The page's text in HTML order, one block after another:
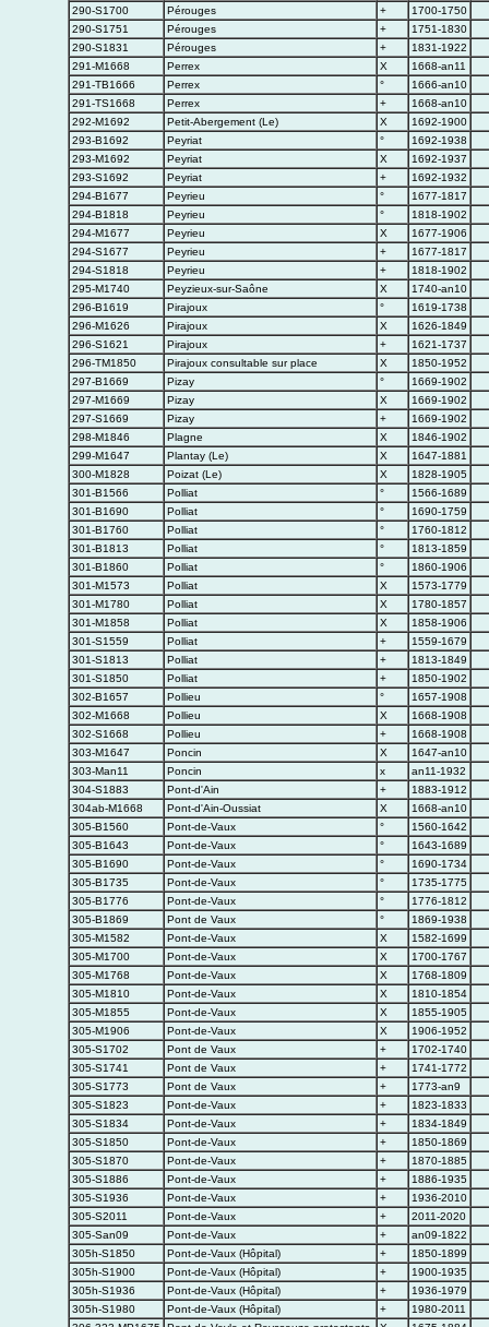
290-S1700
Pérouges +
1700-1750
290-S1751
Pérouges +
1751-1830
290-S1831
Pérouges +
1831-1922
291-M1668
Perrex X
1668-an11
291-TB1666
Perrex °
1666-an10
291-TS1668
Perrex +
1668-an10
292-M1692
Petit-Abergement (Le) X
1692-1900
293-B1692
Peyriat °
1692-1938
293-M1692
Peyriat X
1692-1937
293-S1692
Peyriat +
1692-1932
294-B1677
Peyrieu °
1677-1817
294-B1818
Peyrieu °
1818-1902
294-M1677
Peyrieu X
1677-1906
294-S1677
Peyrieu +
1677-1817
294-S1818
Peyrieu +
1818-1902
295-M1740
Peyzieux-sur-Saône X
1740-an10
296-B1619
Pirajoux °
1619-1738
296-M1626
Pirajoux X
1626-1849
296-S1621
Pirajoux +
1621-1737
296-TM1850
Pirajoux consultable sur place X
1850-1952
297-B1669
Pizay °
1669-1902
297-M1669
Pizay X
1669-1902
297-S1669
Pizay +
1669-1902
298-M1846
Plagne X
1846-1902
299-M1647
Plantay (Le) X
1647-1881
300-M1828
Poizat (Le) X
1828-1905
301-B1566
Polliat °
1566-1689
301-B1690
Polliat °
1690-1759
301-B1760
Polliat °
1760-1812
301-B1813
Polliat °
1813-1859
301-B1860
Polliat °
1860-1906
301-M1573
Polliat X
1573-1779
301-M1780
Polliat X
1780-1857
301-M1858
Polliat X
1858-1906
301-S1559
Polliat +
1559-1679
301-S1813
Polliat +
1813-1849
301-S1850
Polliat +
1850-1902
302-B1657
Pollieu °
1657-1908
302-M1668
Pollieu X
1668-1908
302-S1668
Pollieu +
1668-1908
303-M1647
Poncin X
1647-an10
303-Man11
Poncin x
an11-1932
304-S1883
Pont-d'Ain +
1883-1912
304ab-M1668
Pont-d'Ain-Oussiat X
1668-an10
305-B1560
Pont-de-Vaux °
1560-1642
305-B1643
Pont-de-Vaux °
1643-1689
305-B1690
Pont-de-Vaux °
1690-1734
305-B1735
Pont-de-Vaux °
1735-1775
305-B1776
Pont-de-Vaux °
1776-1812
305-B1869
Pont de Vaux °
1869-1938
305-M1582
Pont-de-Vaux X
1582-1699
305-M1700
Pont-de-Vaux X
1700-1767
305-M1768
Pont-de-Vaux X
1768-1809
305-M1810
Pont-de-Vaux X
1810-1854
305-M1855
Pont-de-Vaux X
1855-1905
305-M1906
Pont-de-Vaux X
1906-1952
305-S1702
Pont de Vaux +
1702-1740
305-S1741
Pont de Vaux +
1741-1772
305-S1773
Pont de Vaux +
1773-an9
305-S1823
Pont-de-Vaux +
1823-1833
305-S1834
Pont-de-Vaux +
1834-1849
305-S1850
Pont-de-Vaux +
1850-1869
305-S1870
Pont-de-Vaux +
1870-1885
305-S1886
Pont-de-Vaux +
1886-1935
305-S1936
Pont-de-Vaux +
1936-2010
305-S2011
Pont-de-Vaux +
2011-2020
305-San09
Pont-de-Vaux +
an09-1822
305h-S1850
Pont-de-Vaux (Hôpital) +
1850-1899
305h-S1900
Pont-de-Vaux (Hôpital) +
1900-1935
305h-S1936
Pont-de-Vaux (Hôpital) +
1936-1979
305h-S1980
Pont-de-Vaux (Hôpital) +
1980-2011